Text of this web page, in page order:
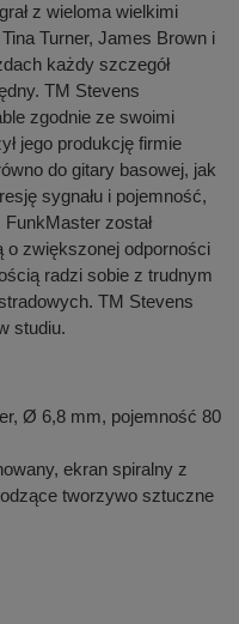
z wieloma wielkimi
Turner, James Brown i
każdy szczegół
TM Stevens
zgodnie ze swoimi
jego produkcję firmie
do gitary basowej, jak
sygnału i pojemność,
FunkMaster został
zwiększonej odporności
radzi sobie z trudnym
TM Stevens
studiu.
Ø 6,8 mm, pojemność 80
ekran spiralny z
tworzywo sztuczne